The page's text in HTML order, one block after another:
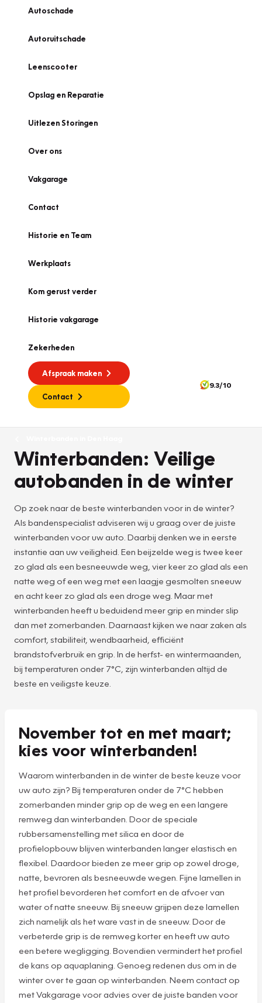
Autoschade
Autoruitschade
Leenscooter
Opslag en Reparatie
Uitlezen Storingen
Over ons
Vakgarage
Contact
Historie en Team
Werkplaats
Kom gerust verder
Historie vakgarage
Zekerheden
Afspraak maken
Contact
9.3/10
Winterbanden: Veilige
autobanden in de winter
Op zoek naar de beste winterbanden voor in de winter?
Als bandenspecialist adviseren wij u graag over de juiste
winterbanden voor uw auto. Daarbij denken we in eerste
instantie aan uw veiligheid. Een beijzelde weg is twee keer
zo glad als een besneeuwde weg, vier keer zo glad als een
natte weg of een weg met een laagje gesmolten sneeuw
en acht keer zo glad als een droge weg. Maar met
winterbanden heeft u beduidend meer grip en minder slip
dan met zomerbanden. Daarnaast kijken we naar zaken als
comfort, stabiliteit, wendbaarheid, efficiënt
brandstofverbruik en grip. In de herfst- en wintermaanden,
bij temperaturen onder 7°C, zijn winterbanden altijd de
beste en veiligste keuze.
November tot en met maart;
kies voor winterbanden!
Waarom winterbanden in de winter de beste keuze voor
uw auto zijn? Bij temperaturen onder de 7°C hebben
zomerbanden minder grip op de weg en een langere
remweg dan winterbanden. Door de speciale
rubbersamenstelling met silica en door de
profielopbouw blijven winterbanden langer elastisch en
flexibel. Daardoor bieden ze meer grip op zowel droge,
natte, bevroren als besneeuwde wegen. Fijne lamellen in
het profiel bevorderen het comfort en de afvoer van
water of natte sneeuw. Bij sneeuw grijpen deze lamellen
zich namelijk als het ware vast in de sneeuw. Door de
verbeterde grip is de remweg korter en heeft uw auto
een betere wegligging. Bovendien vermindert het profiel
de kans op aquaplaning. Genoeg redenen dus om in de
winter over te gaan op winterbanden. Neem contact op
met Vakgarage voor advies over de juiste banden voor